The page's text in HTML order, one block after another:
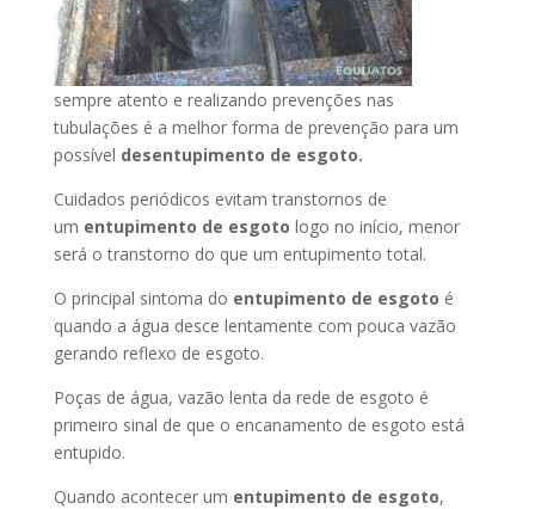
sempre atento e realizando prevenções nas
tubulações é a melhor forma de prevenção para um
possível desentupimento de esgoto.
Cuidados periódicos evitam transtornos de
um entupimento de esgoto logo no início, menor
será o transtorno do que um entupimento total.
O principal sintoma do entupimento de esgoto é
quando a água desce lentamente com pouca vazão
gerando reflexo de esgoto.
Poças de água, vazão lenta da rede de esgoto é
primeiro sinal de que o encanamento de esgoto está
entupido.
Quando acontecer um entupimento de esgoto,